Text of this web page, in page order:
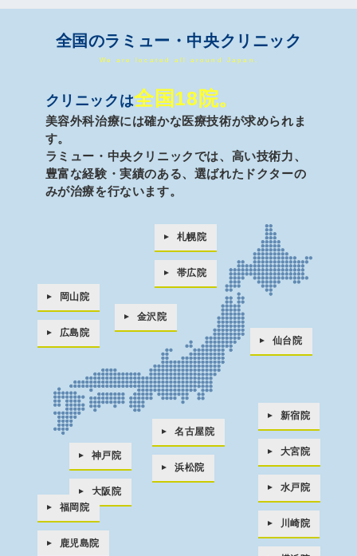
全国のラミュー・中央クリニック
We are located all around Japan.
クリニックは全国18院。
美容外科治療には確かな医療技術が求められま
す。
ラミュー・中央クリニックでは、高い技術力、
豊富な経験・実績のある、 選ばれたドクターの
みが治療を行ないます。
新宿院
大宮院
水戸院
川崎院
札幌院
帯広院
仙台院
名古屋院
浜松院
金沢院
神戸院
大阪院
岡山院
広島院
福岡院
鹿児島院